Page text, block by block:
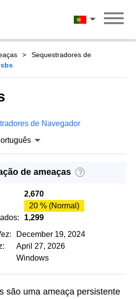
Português
Sequestradores de
de Navegador
de ameaças ?
2,670
20 % (Normal)
1,299
December 19, 2024
April 27, 2026
Windows
são uma ameaça persistente